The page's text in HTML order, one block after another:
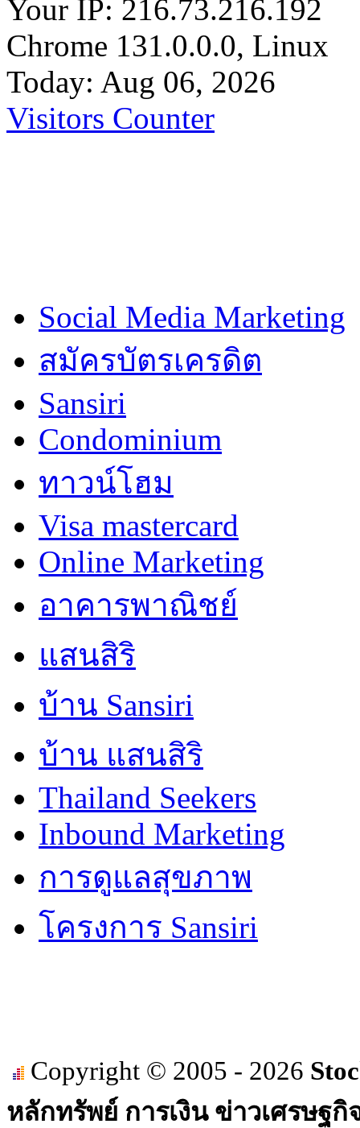
Your IP: 216.73.216.192
Chrome 131.0.0.0, Linux
Today: Aug 06, 2026
Visitors Counter
Social Media Marketing
สมัครบัตรเครดิต
Sansiri
Condominium
ทาวน์โฮม
Visa mastercard
Online Marketing
อาคารพาณิชย์
แสนสิริ
บ้าน Sansiri
บ้าน แสนสิริ
Thailand Seekers
Inbound Marketing
การดูแลสุขภาพ
โครงการ Sansiri
Copyright © 2005 - 2026
หลักทรัพย์ การเงิน ข่าวเศรษฐกิ